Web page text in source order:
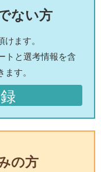
ない方
ます。
トと選考情報を含
す。
の方